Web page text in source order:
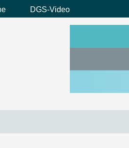
DGS-Video